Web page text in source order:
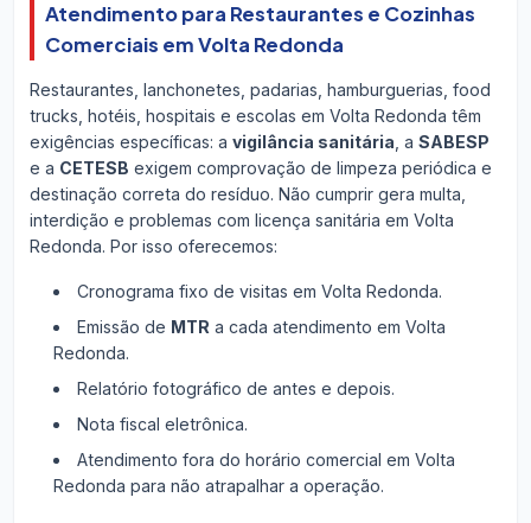
Atendimento para Restaurantes e Cozinhas
Comerciais em Volta Redonda
Restaurantes, lanchonetes, padarias, hamburguerias, food
trucks, hotéis, hospitais e escolas em Volta Redonda têm
exigências específicas: a vigilância sanitária , a SABESP
e a CETESB exigem comprovação de limpeza periódica e
destinação correta do resíduo. Não cumprir gera multa,
interdição e problemas com licença sanitária em Volta
Redonda. Por isso oferecemos:
Cronograma fixo de visitas em Volta Redonda.
Emissão de MTR a cada atendimento em Volta
Redonda.
Relatório fotográfico de antes e depois.
Nota fiscal eletrônica.
Atendimento fora do horário comercial em Volta
Redonda para não atrapalhar a operação.